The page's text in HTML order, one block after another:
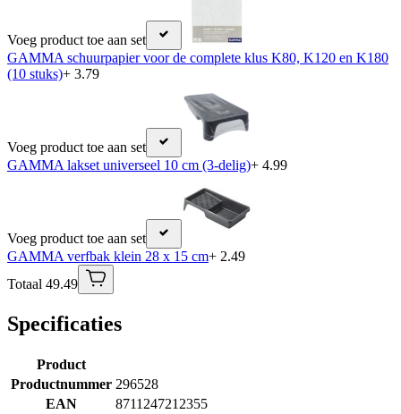
Voeg product toe aan set
GAMMA schuurpapier voor de complete klus K80, K120 en K180
(10 stuks)+ 3.79
Voeg product toe aan set
GAMMA lakset universeel 10 cm (3-delig)+ 4.99
Voeg product toe aan set
GAMMA verfbak klein 28 x 15 cm+ 2.49
Totaal 49.49
Specificaties
Product
Productnummer 296528
EAN
8711247212355